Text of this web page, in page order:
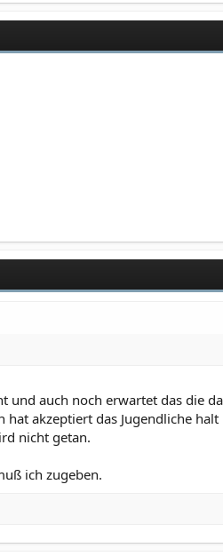
und auch noch erwartet das die
hat akzeptiert das Jugendliche
nicht getan.
ich zugeben.